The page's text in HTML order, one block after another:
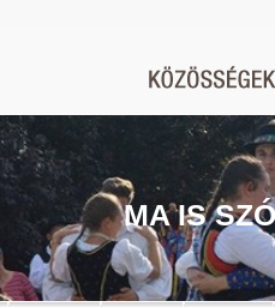
MA IS